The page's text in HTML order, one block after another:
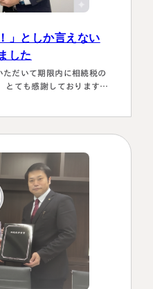
」としか言えない
した
だいて期限内に相続税の
とても感謝しております。
ます！」としか言えない